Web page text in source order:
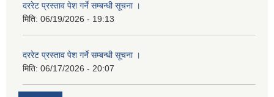
दररेट प्रस्ताव पेश गर्ने सम्बन्धी सूचना ।
मिति: 06/19/2026 - 19:13
दररेट प्रस्ताव पेश गर्ने सम्बन्धी सूचना ।
मिति: 06/17/2026 - 20:07